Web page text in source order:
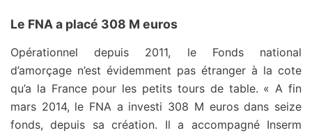
Le FNA a placé 308 M euros
Opérationnel depuis 2011, le Fonds national
d’amorçage n’est évidemment pas étranger à la cote
qu’a la France pour les petits tours de table. « A fin
mars 2014, le FNA a investi 308 M euros dans seize
fonds, depuis sa création. Il a accompagné Inserm